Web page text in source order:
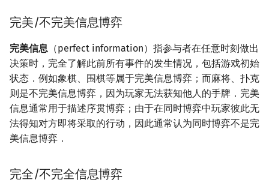
Meissel–Lehmer 算法
连分数
Stern–Brocot 树与 Farey 序列
二次域
Pell 方程
支配树
图上随机游走
完美/不完美信息博弈
完美信息 （perfect information）指参与者在任意时刻做出
决策时，完全了解此前所有事件的发生情况，包括游戏初始
状态．例如象棋、围棋等属于完美信息博弈；而麻将、扑克
则是不完美信息博弈，因为玩家无法获知他人的手牌．完美
信息通常用于描述序贯博弈；由于在同时博弈中玩家彼此无
法得知对方即将采取的行动，因此通常认为同时博弈不是完
美信息博弈．
完全/不完全信息博弈